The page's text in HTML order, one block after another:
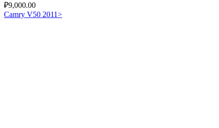
₽9,000.00
Camry V50 2011>